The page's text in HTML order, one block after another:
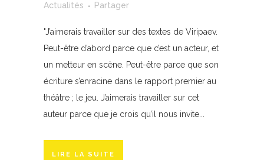
Actualités
Partager
"J’aimerais travailler sur des textes de Viripaev.
Peut-être d’abord parce que c’est un acteur, et
un metteur en scène. Peut-être parce que son
écriture s’enracine dans le rapport premier au
théâtre ; le jeu. J’aimerais travailler sur cet
auteur parce que je crois qu’il nous invite...
LIRE LA SUITE